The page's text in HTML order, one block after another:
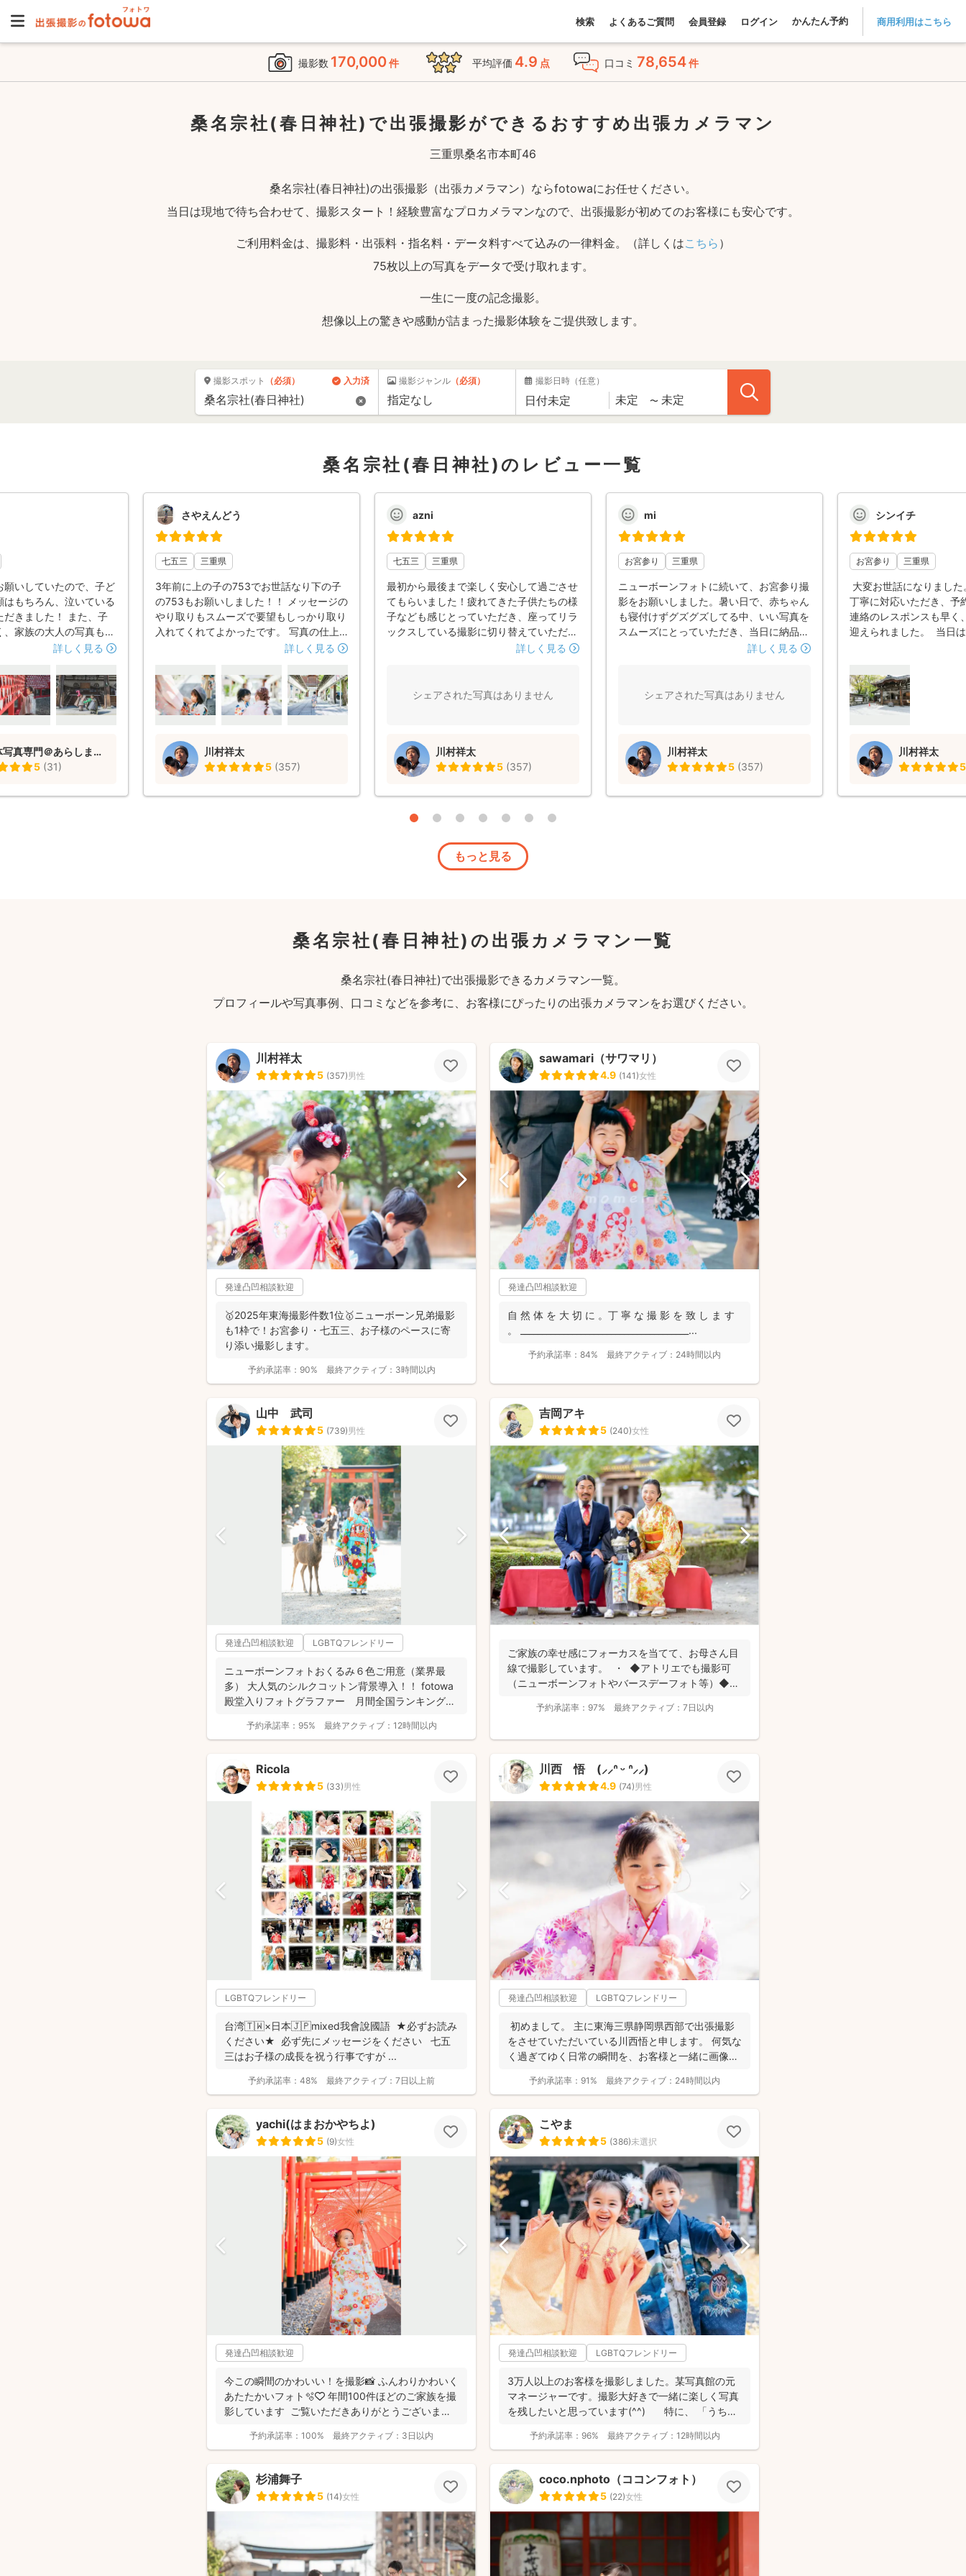
検索 よくあるご質問 会員登録 ログイン かんたん予約 商用利用はこちら
撮影数 170,000件 平均評価 4.9 点 口コミ 78,654件
桑名宗社(春日神社)で出張撮影ができる おすすめ出張カメラマン
三重県桑名市本町46
桑名宗社(春日神社)の出張撮影（出張カメラマン）ならfotowaにお任せください。
当日は現地で待ち合わせて、撮影スタート！経験豊富なプロカメラマンなので、出張撮影が初めてのお客様にも安心です。
ご利用料金は、撮影料・出張料・指名料・データ料すべて込みの一律料金。（詳しくはこちら ）
75枚以上の写真をデータで受け取れます。
一生に一度の記念撮影。
想像以上の驚きや感動が詰まった撮影体験をご提供致します。
撮影スポット （必須） 入力済 撮影ジャンル （必須） 撮影日時 （任意）
桑名宗社(春日神社)のレビュー一覧
願いしていたので、子ど
もちろん、泣いている
だきました！ また、子
家族の大人の写真もお
、いろんな場面で撮影し
たらよろしくお願いいた
詳しく見る
自然体写真専門＠あらしまともき
5 (31)
さやえんどう
七五三 三重県
3年前に上の子の753でお世話なり下の子
の753もお願いしました！！ メッセージの
やり取りもスムーズで要望もしっかり取り
入れてくれてよかったです。 写真の仕上
がりも光の使い方がすごく上手ですごくス
誘導も上手で兄弟揃って目線あり、またふ
とした瞬間の写真いろんな写真を撮ってく
れました。ありがとうございます。 写真
したいです！
詳しく見る
川村祥太
5 (357)
azni
七五三 三重県
最初から最後まで楽しく安心して過ごさせ
てもらいました！疲れてきた子供たちの様
子なども感じとっていただき、座ってリラ
ックスしている撮影に切り替えていただい
たりして、最後まで子どもたちもご機嫌で
詳しく見る
シェアされた写真はありません
川村祥太
5 (357)
mi
お宮参り 三重県
ニューボーンフォトに続いて、お宮参り撮
影をお願いしました。暑い日で、赤ちゃん
も寝付けずグズグズしてる中、いい写真を
スムーズにとっていただき、当日に納品し
ていただきました。 またお願いしたいと
詳しく見る
シェアされた写真はありません
川村祥太
5 (357)
シンイチ
お宮参り 三重県
大変お世話になりまし
丁寧に対応いただき、
連絡のレスポンスも早く
迎えられました。 当日は工事中という制
りました。 また、常に
った対応をしていただけ
しく感じました。 納品
川村祥太
5
もっと見る
桑名宗社(春日神社)の出張カメラマン一覧
桑名宗社(春日神社)で出張撮影できるカメラマン一覧。
プロフィールや写真事例、口コミなどを参考に、お客様にぴったりの出張カメラマンをお選びください。
川村祥太
5 (357)男性
発達凸凹相談歓迎
🥇2025年東海撮影件数1位🥇ニューボーン兄弟撮影
も1枠で！お宮参り・七五三、お子様のペースに寄
り添い撮影します。
予約承諾率： 90% 最終アクティブ： 3時間以内
sawamari（サワマリ）
4.9 (141)女性
発達凸凹相談歓迎
自 然 体 を 大 切 に 。丁 寧 な 撮 影 を 致 し ま す
。 _______________________________________...
予約承諾率： 84% 最終アクティブ： 24時間以内
山中 武司
5 (739)男性
発達凸凹相談歓迎 LGBTQフレンドリー
ニューボーンフォトおくるみ６色ご用意（業界最
多） 大人気のシルクコットン背景導入！！ fotowa
殿堂入りフォトグラファー 月間全国ランキング１
予約承諾率： 95% 最終アクティブ： 12時間以内
吉岡アキ
5 (240)女性
ご家族の幸せ感にフォーカスを当てて、お母さん目
線で撮影しています。 ・ ◆アトリエでも撮影可
（ニューボーンフォトやバースデーフォト等）◆
予約承諾率： 97% 最終アクティブ： 7日以内
Ricola
5 (33)男性
LGBTQフレンドリー
台湾🇹🇼×日本🇯🇵mixed我會說國語 ★必ずお読み
ください★ 必ず先にメッセージをください 七五
三はお子様の成長を祝う行事ですが ...
予約承諾率： 48% 最終アクティブ： 7日以上前
川西 悟 (⸝⸝ᐢ ᵕ ᐢ⸝⸝)
4.9 (74)男性
発達凸凹相談歓迎 LGBTQフレンドリー
初めまして。 主に東海三県静岡県西部で出張撮影
をさせていただいている川西悟と申します。 何気な
く過ぎてゆく日常の瞬間を、お客様と一緒に画像と
予約承諾率： 91% 最終アクティブ： 24時間以内
yachi(はまおかやちよ)
5 (9)女性
発達凸凹相談歓迎
今この瞬間のかわいい！を撮影📸 ふんわりかわいく
あたたかいフォト🫧🤍 年間100件ほどのご家族を撮
影しています ご覧いただきありがとうございま
予約承諾率： 100% 最終アクティブ： 3日以内
こやま
5 (386)未選択
発達凸凹相談歓迎 LGBTQフレンドリー
3万人以上のお客様を撮影しました。某写真館の元
マネージャーです。撮影大好きで一緒に楽しく写真
を残したいと思っています(^^) 特に、 「うち
予約承諾率： 96% 最終アクティブ： 12時間以内
杉浦舞子
5 (14)女性
coco.nphoto（ココンフォト）
5 (22)女性